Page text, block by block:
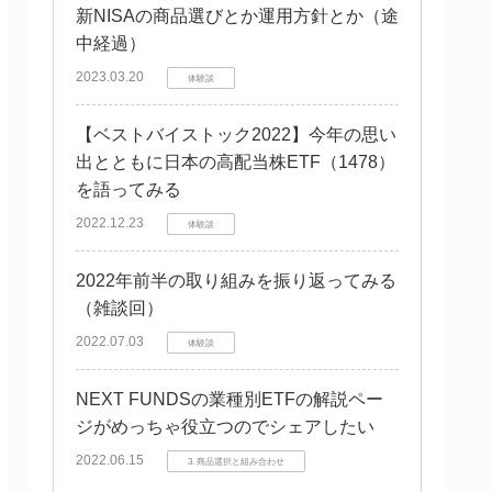
新NISAの商品選びとか運用方針とか（途
中経過）
2023.03.20 体験談
【ベストバイストック2022】今年の思い
出とともに日本の高配当株ETF（1478）
を語ってみる
2022.12.23 体験談
2022年前半の取り組みを振り返ってみる
（雑談回）
2022.07.03 体験談
NEXT FUNDSの業種別ETFの解説ペー
ジがめっちゃ役立つのでシェアしたい
2022.06.15 3. 商品選択と組み合わせ